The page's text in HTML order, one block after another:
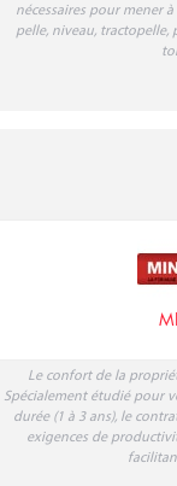
nécessaires pour mener
pelle, niveau, tractopelle,
Le confort de la
Spécialement étudié pour
durée (1 à 3 ans), le
exigences de